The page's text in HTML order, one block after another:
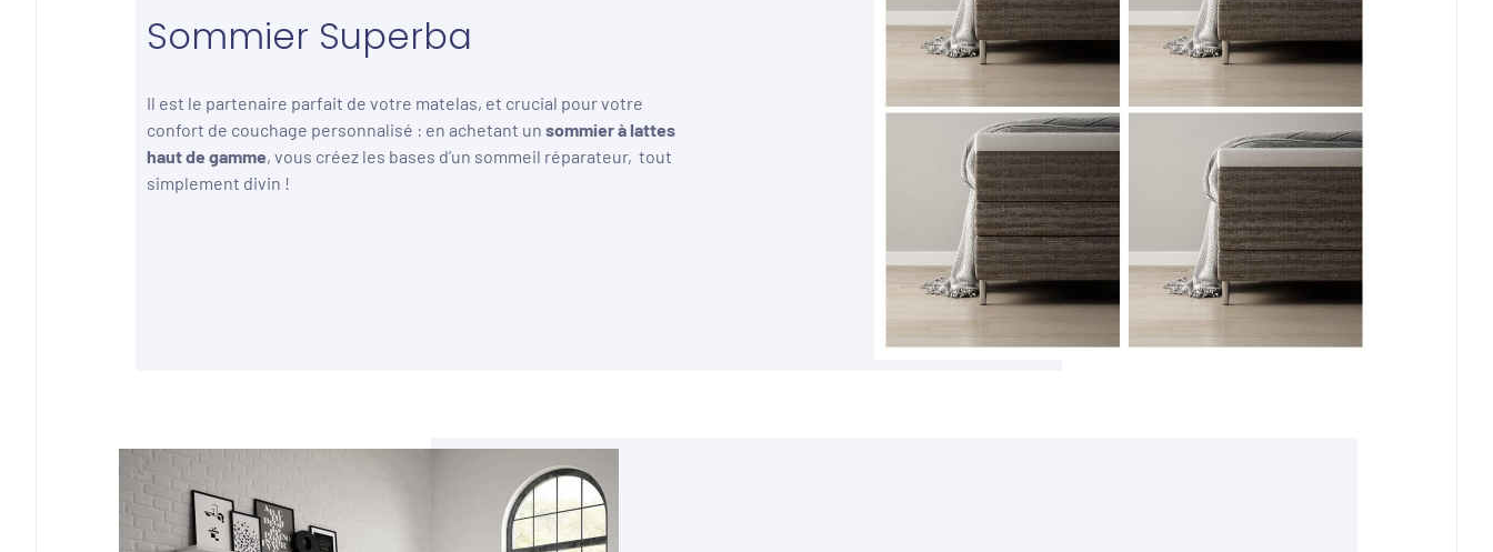
Sommier Superba
Il est le partenaire parfait de votre matelas, et crucial pour votre
confort de couchage personnalisé : en achetant un sommier à lattes
haut de gamme, vous créez les bases d’un sommeil réparateur, tout
simplement divin !